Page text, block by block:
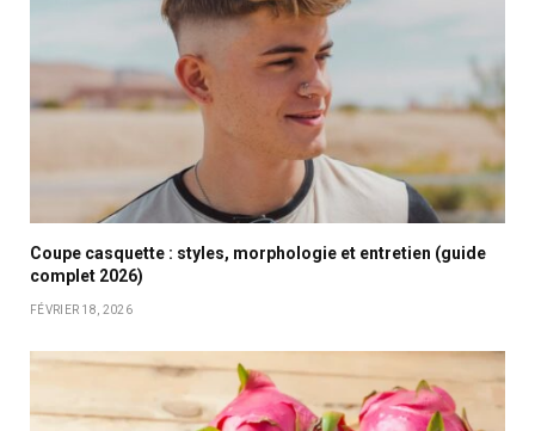
Coupe casquette : styles, morphologie et entretien (guide
complet 2026)
FÉVRIER 18, 2026